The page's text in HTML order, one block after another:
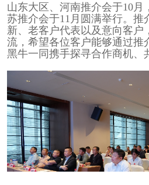
山东大区、河南推介会于10月
苏推介会于11月圆满举行。推
新、老客户代表以及意向客户
流，希望各位客户能够通过推
黑牛一同携手探寻合作商机、